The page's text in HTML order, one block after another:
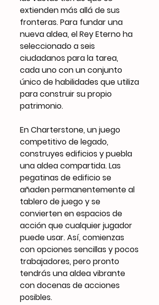
extienden más allá de sus
fronteras. Para fundar una
nueva aldea, el Rey Eterno ha
seleccionado a seis
ciudadanos para la tarea,
cada uno con un conjunto
único de habilidades que utiliza
para construir su propio
patrimonio.
En Charterstone, un juego
competitivo de legado,
construyes edificios y puebla
una aldea compartida. Las
pegatinas de edificio se
añaden permanentemente al
tablero de juego y se
convierten en espacios de
acción que cualquier jugador
puede usar. Así, comienzas
con opciones sencillas y pocos
trabajadores, pero pronto
tendrás una aldea vibrante
con docenas de acciones
posibles.